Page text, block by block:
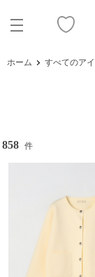
ホーム すべてのア
858 件